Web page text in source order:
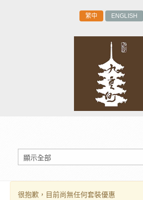
繁中 ENGLISH
很抱歉，目前尚無任何套裝優惠